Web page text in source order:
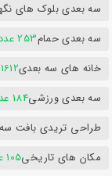
سه بعدی بلوک های
سه بعدی حمام253 عدد
خانه های سه بعدی1612 عدد
سه بعدی ورزشی184 عدد
طراحی تریدی بافت
مکان های تاریخی105 عدد